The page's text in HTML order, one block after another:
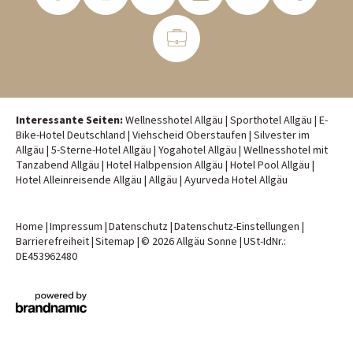
Interessante Seiten:Wellnesshotel Allgäu | Sporthotel Allgäu | E-
Bike-Hotel Deutschland | Viehscheid Oberstaufen | Silvester im
Allgäu | 5-Sterne-Hotel Allgäu | Yogahotel Allgäu | Wellnesshotel mit
Tanzabend Allgäu | Hotel Halbpension Allgäu | Hotel Pool Allgäu |
Hotel Alleinreisende Allgäu | Allgäu | Ayurveda Hotel Allgäu
Home |Impressum |Datenschutz|Datenschutz-Einstellungen |
Barrierefreiheit|Sitemap |© 2026 Allgäu Sonne |USt-IdNr.:
DE453962480